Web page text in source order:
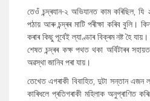
তেওঁ চন্দ্ৰযান-২ অভিযানত কাম কৰিছিল,যি
পঠায় আৰু চন্দ্ৰৰ মাটি পৰীক্ষা কৰিব বুলি।
কৰাৰ কিছু পূৰ্বেই ল্যাণ্ডাৰ বিক্ৰম নষ্ট হৈ
শেষত চন্দ্ৰৰ কক্ষ পথত থকা অৰ্বিটাৰৰ
অৱস্থা জানিব পৰা যায়।
তেখেত এগৰাকী বিবাহিত,দুটা সন্তান এজন
কাৰিধলে প্ৰতিগৰাকী মহিলাক অনুপ্ৰাণিত